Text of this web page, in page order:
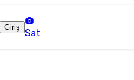
Giriş
Sat